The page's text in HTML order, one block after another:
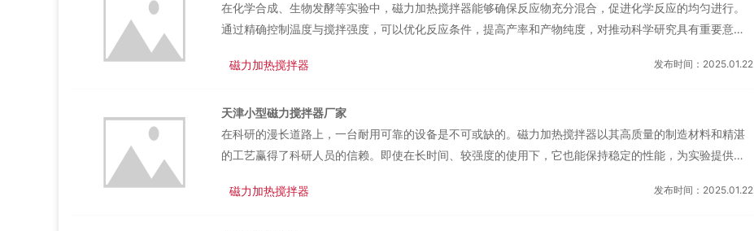
时搅拌区域设计有易于拆卸的部件，使得清洗工作变得...
在化学合成、生物发酵等实验中，磁力加热搅拌器能够确保反应物充分混合，促进化学反应的均匀进行。
通过精确控制温度与搅拌强度，可以优化反应条件，提高产率和产物纯度，对推动科学研究具有重要意
用。如化工原料的混合、药品的溶解与配制、实验室规模的生产制备等，都离不开这一高效、稳定的设备
制能力、普遍的适用性以及智能化的操作体验，为科研工作者提供了更加便捷、高效的实验工具，有力推
动了科研创新与产业升级的步伐。磁力加热搅拌器的加热...
磁力加热搅拌器 发布时间：2025.01.22
天津小型磁力搅拌器厂家
在科研的漫长道路上，一台耐用可靠的设备是不可或缺的。磁力加热搅拌器以其高质量的制造材料和精湛
的工艺赢得了科研人员的信赖。即使在长时间、较强度的使用下，它也能保持稳定的性能，为实验提供持
器成为科研路上的坚实后盾。科研领域的需求多种多样，磁力加热搅拌器也紧跟这一趋势，提供了丰富的
磁力加热搅拌器 发布时间：2025.01.22